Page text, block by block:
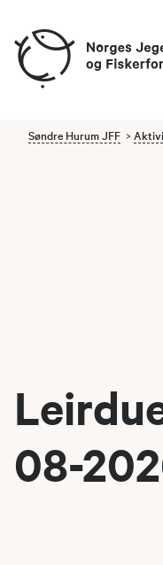
Søndre Hurum JFF
08-